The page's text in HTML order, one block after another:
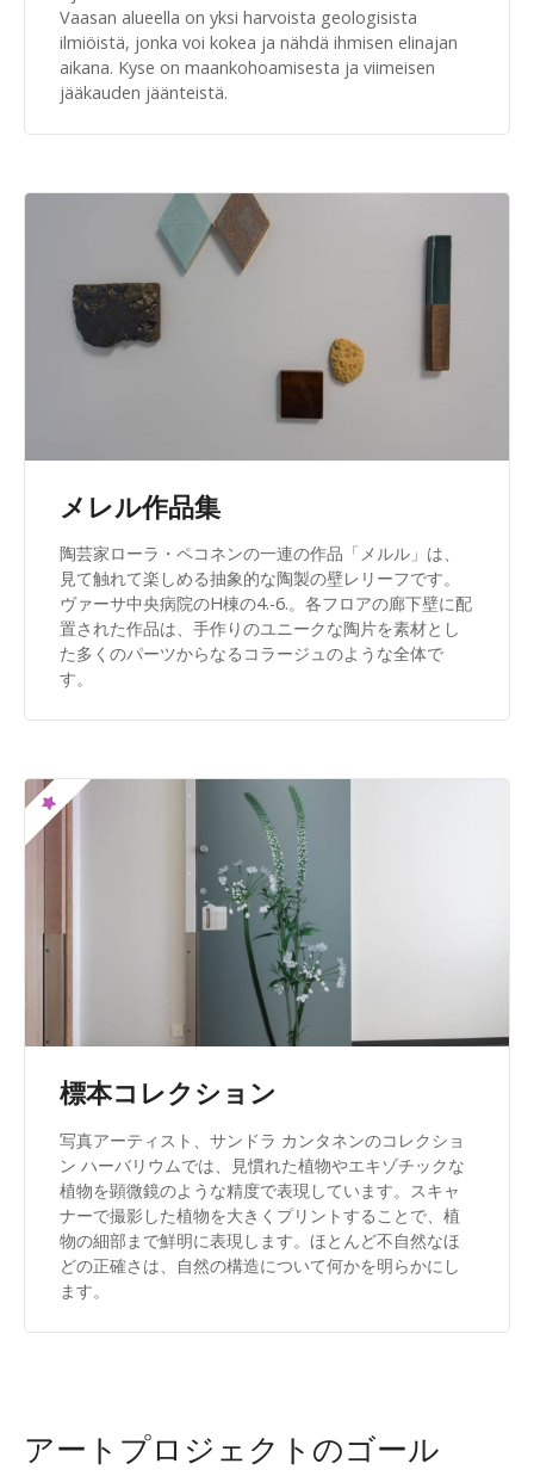
Vaasan alueella on yksi harvoista geologisista
ilmiöistä, jonka voi kokea ja nähdä ihmisen elinajan
aikana. Kyse on maankohoamisesta ja viimeisen
jääkauden jäänteistä.
メレル作品集
陶芸家ローラ・ペコネンの一連の作品「メルル」は、
見て触れて楽しめる抽象的な陶製の壁レリーフです。
ヴァーサ中央病院のH棟の4.-6.。各フロアの廊下壁に配
置された作品は、手作りのユニークな陶片を素材とし
た多くのパーツからなるコラージュのような全体で
す。
標本コレクション
写真アーティスト、サンドラ カンタネンのコレクショ
ン ハーバリウムでは、見慣れた植物やエキゾチックな
植物を顕微鏡のような精度で表現しています。スキャ
ナーで撮影した植物を大きくプリントすることで、植
物の細部まで鮮明に表現します。ほとんど不自然なほ
どの正確さは、自然の構造について何かを明らかにし
ます。
アートプロジェクトのゴール